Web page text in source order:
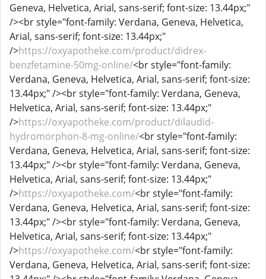
Geneva, Helvetica, Arial, sans-serif; font-size: 13.44px;"
/><br style="font-family: Verdana, Geneva, Helvetica,
Arial, sans-serif; font-size: 13.44px;"
/>https://oxyapotheke.com/product/didrex-
benzfetamine-50mg-online/<br style="font-family:
Verdana, Geneva, Helvetica, Arial, sans-serif; font-size:
13.44px;" /><br style="font-family: Verdana, Geneva,
Helvetica, Arial, sans-serif; font-size: 13.44px;"
/>https://oxyapotheke.com/product/dilaudid-
hydromorphon-8-mg-online/<br style="font-family:
Verdana, Geneva, Helvetica, Arial, sans-serif; font-size:
13.44px;" /><br style="font-family: Verdana, Geneva,
Helvetica, Arial, sans-serif; font-size: 13.44px;"
/>https://oxyapotheke.com/<br style="font-family:
Verdana, Geneva, Helvetica, Arial, sans-serif; font-size:
13.44px;" /><br style="font-family: Verdana, Geneva,
Helvetica, Arial, sans-serif; font-size: 13.44px;"
/>https://oxyapotheke.com/<br style="font-family:
Verdana, Geneva, Helvetica, Arial, sans-serif; font-size: